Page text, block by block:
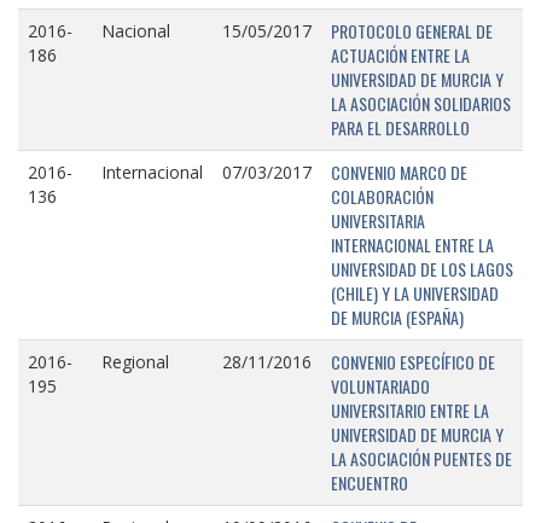
2016-
186
Nacional 15/05/2017
PROTOCOLO GENERAL DE
ACTUACIÓN ENTRE LA
UNIVERSIDAD DE MURCIA Y
LA ASOCIACIÓN SOLIDARIOS
PARA EL DESARROLLO
2016-
136
Internacional 07/03/2017
CONVENIO MARCO DE
COLABORACIÓN
UNIVERSITARIA
INTERNACIONAL ENTRE LA
UNIVERSIDAD DE LOS LAGOS
(CHILE) Y LA UNIVERSIDAD
DE MURCIA (ESPAÑA)
2016-
195
Regional 28/11/2016
CONVENIO ESPECÍFICO DE
VOLUNTARIADO
UNIVERSITARIO ENTRE LA
UNIVERSIDAD DE MURCIA Y
LA ASOCIACIÓN PUENTES DE
ENCUENTRO